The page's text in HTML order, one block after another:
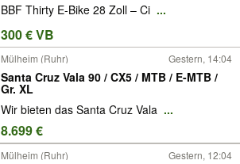
BBF Thirty E-Bike 28 Zoll – Ci ...
300 € VB
Mülheim (Ruhr) Gestern, 14:04
Santa Cruz Vala 90 / CX5 / MTB / E-MTB /
Gr. XL
Wir bieten das Santa Cruz Vala ...
8.699 €
Mülheim (Ruhr) Gestern, 12:04